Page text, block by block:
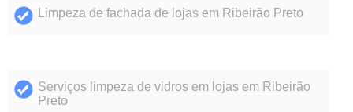
Limpeza de fachada de lojas em Ribeirão Preto
Serviços limpeza de vidros em lojas em Ribeirão
Preto